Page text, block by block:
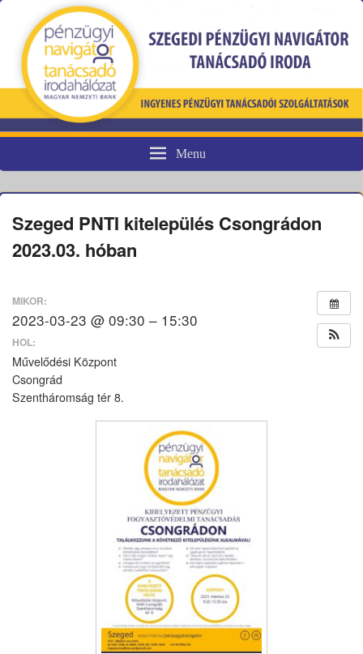
Pénzügyi fogyasztóvédelem
Menu
Szeged PNTI kitelepülés Csongrádon
2023.03. hóban
MIKOR:
2023-03-23 @ 09:30 – 15:30
HOL:
Művelődési Központ
Csongrád
Szentháromság tér 8.